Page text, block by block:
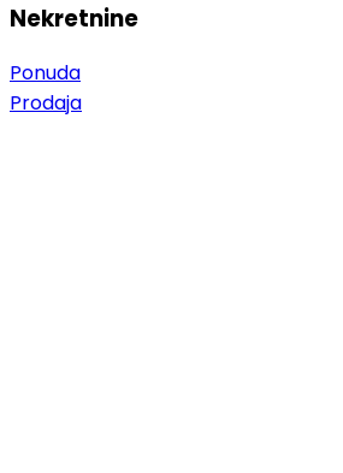
Nekretnine
Ponuda
Prodaja